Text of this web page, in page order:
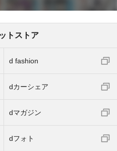
トストア
d fashion
dカーシェア
dマガジン
dフォト